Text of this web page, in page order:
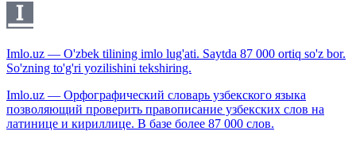
Imlo.uz — O'zbek tilining imlo lug'ati. Saytda 87 000 ortiq so'z bor.
So'zning to'g'ri yozilishini tekshiring.
Imlo.uz — Орфографический словарь узбекского языка
позволяющий проверить правописание узбекских слов на
латинице и кириллице. В базе более 87 000 слов.